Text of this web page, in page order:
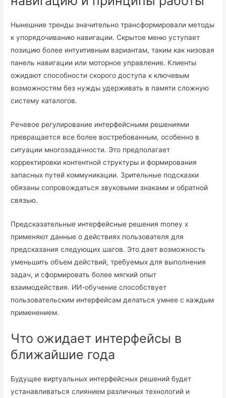
Нынешние тренды значительно трансформировали методы
к упорядочиванию навигации. Скрытое меню уступает
позицию более интуитивным вариантам, таким как низовая
панель навигации или моторное управление. Клиенты
ожидают способности скорого доступа к ключевым
возможностям без нужды удерживать в памяти сложную
систему каталогов.
Речевое регулирование интерфейсными решениями
превращается все более востребованным, особенно в
ситуации многозадачности. Это предполагает
корректировки контентной структуры и формирования
запасных путей коммуникации. Зрительные подсказки
обязаны сопровождаться звуковыми знаками и обратной
связью.
Предсказательные интерфейсные решения money x
применяют данные о действиях пользователя для
предсказания следующих шагов. Это дает возможность
уменьшить объем действий, требуемых для выполнения
задач, и сформировать более мягкий опыт
взаимодействия. ИИ-обучение способствует
пользовательским интерфейсам делаться умнее с каждым
применением.
Что ожидает интерфейсы в
ближайшие года
Будущее виртуальных интерфейсных решений будет
устанавливаться слиянием различных технологий и